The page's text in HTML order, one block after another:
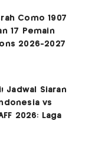
Como 1907
17 Pemain
2026-2027
Jadwal Siaran
vs
2026: Laga